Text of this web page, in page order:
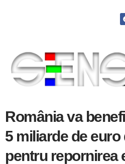
România va
5 miliarde de euro
pentru repornirea